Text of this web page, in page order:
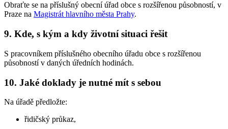
Obraťte se na příslušný obecní úřad obce s rozšířenou působností, v
Praze na Magistrát hlavního města Prahy.
9. Kde, s kým a kdy životní situaci řešit
S pracovníkem příslušného obecního úřadu obce s rozšířenou
působností v daných úředních hodinách.
10. Jaké doklady je nutné mít s sebou
Na úřadě předložte:
řidičský průkaz,